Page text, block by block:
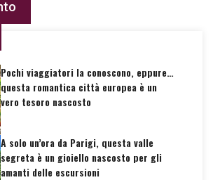
Pochi viaggiatori la conoscono, eppure…
questa romantica città europea è un
vero tesoro nascosto
A solo un’ora da Parigi, questa valle
segreta è un gioiello nascosto per gli
amanti delle escursioni